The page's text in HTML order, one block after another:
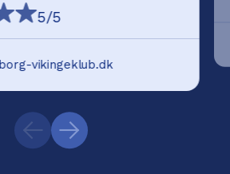
5/5
vikingeklub.dk